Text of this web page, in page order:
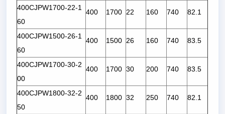
400CJPW1700-22-1
60
400 1700 22 160 740 82.1
400CJPW1500-26-1
60
400 1500 26 160 740 83.5
400CJPW1700-30-2
00
400 1700 30 200 740 83.5
400CJPW1800-32-2
50
400 1800 32 250 740 82.1